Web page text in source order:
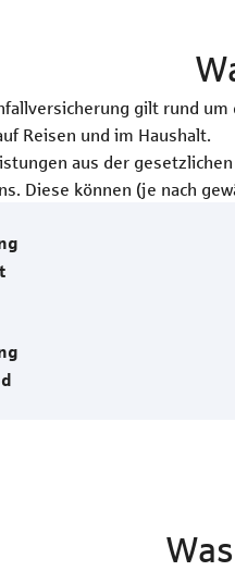
gilt rund
Reisen und im Haushalt.
aus der
Diese können (je nach